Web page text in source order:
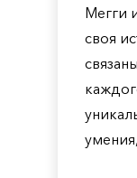
Мегги
своя